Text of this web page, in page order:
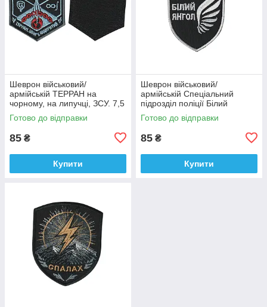
Шеврон військовий/
армійській ТЕРРАН на
чорному, на липучці, ЗСУ. 7,5
см * 9 см
Готово до відправки
85 ₴
Купити
Шеврон військовий/
армійській Спеціальний
підрозділ поліції Білий
янгол на чорному, ЗСУ. 7 см *
9 см
Готово до відправки
85 ₴
Купити